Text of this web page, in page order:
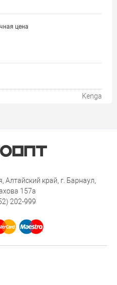
цена
Kenga
Алтайский край, г. Барнаул,
157а
202-999